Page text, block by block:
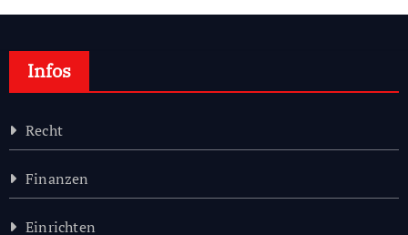
Infos
Recht
Finanzen
Einrichten